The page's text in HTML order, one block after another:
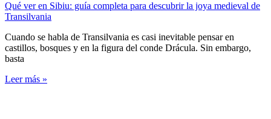
Qué ver en Sibiu: guía completa para descubrir la joya medieval de
Transilvania
Cuando se habla de Transilvania es casi inevitable pensar en
castillos, bosques y en la figura del conde Drácula. Sin embargo,
basta
Leer más »